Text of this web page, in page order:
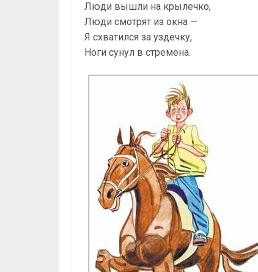
Люди вышли на крылечко,
Люди смотрят из окна —
Я схватился за уздечку,
Ноги сунул в стремена.